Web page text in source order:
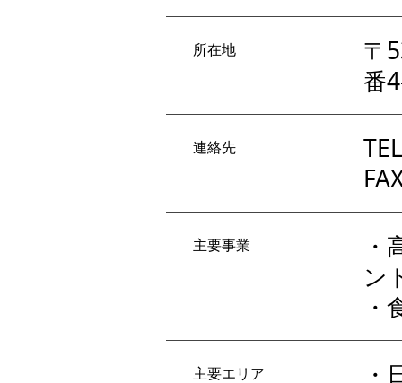
所在地
〒
番
連絡先
主要事業
ン
・
主要エリア ・